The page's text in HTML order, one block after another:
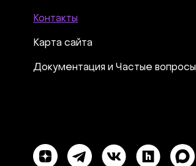
Контакты
Карта сайта
Документация и Частые вопросы